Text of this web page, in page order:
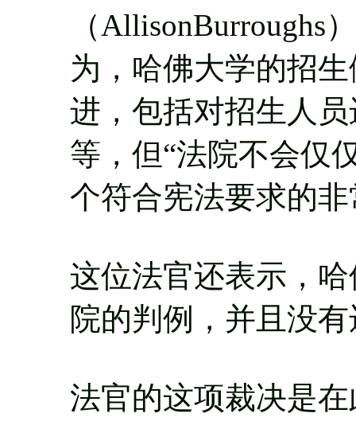
（AllisonBurroughs
为，哈佛大学的招
进，包括对招生人
等，但“法院不会仅
个符合宪法要求的
这位法官还表示，
院的判例，并且没
法官的这项裁决是